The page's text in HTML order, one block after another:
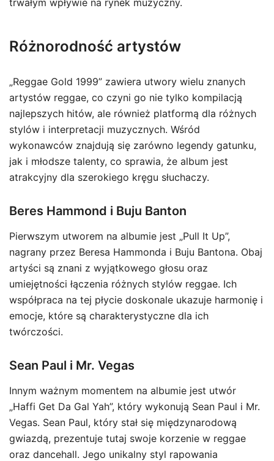
trwałym wpływie na rynek muzyczny.
Różnorodność artystów
„Reggae Gold 1999” zawiera utwory wielu znanych
artystów reggae, co czyni go nie tylko kompilacją
najlepszych hitów, ale również platformą dla różnych
stylów i interpretacji muzycznych. Wśród
wykonawców znajdują się zarówno legendy gatunku,
jak i młodsze talenty, co sprawia, że album jest
atrakcyjny dla szerokiego kręgu słuchaczy.
Beres Hammond i Buju Banton
Pierwszym utworem na albumie jest „Pull It Up”,
nagrany przez Beresa Hammonda i Buju Bantona. Obaj
artyści są znani z wyjątkowego głosu oraz
umiejętności łączenia różnych stylów reggae. Ich
współpraca na tej płycie doskonale ukazuje harmonię i
emocje, które są charakterystyczne dla ich
twórczości.
Sean Paul i Mr. Vegas
Innym ważnym momentem na albumie jest utwór
„Haffi Get Da Gal Yah”, który wykonują Sean Paul i Mr.
Vegas. Sean Paul, który stał się międzynarodową
gwiazdą, prezentuje tutaj swoje korzenie w reggae
oraz dancehall. Jego unikalny styl rapowania